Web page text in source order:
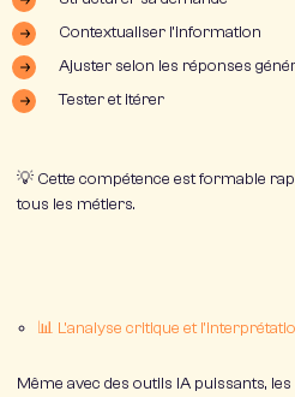
Contextualiser l’information
Ajuster selon les réponses
Tester et itérer
💡 Cette compétence estformable
tous les métiers.
📊 L’analyse critique et
Même avec des outils IA puissants,